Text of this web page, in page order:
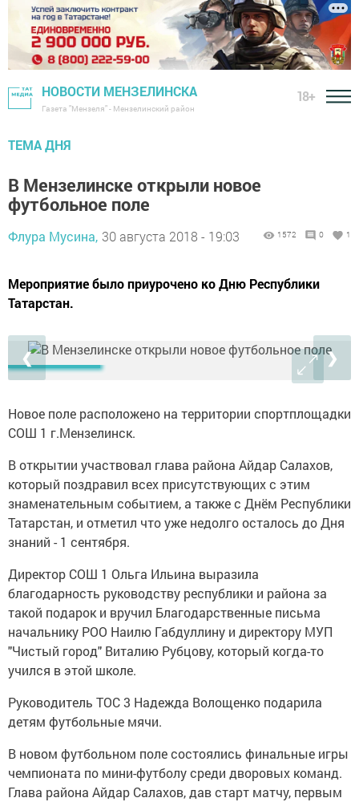
НОВОСТИ МЕНЗЕЛИНСКА
Газета "Мензеля" - Мензелинский район
18+
ТЕМА ДНЯ
В Мензелинске открыли новое
футбольное поле
Флура Мусина, 30 августа 2018 - 19:03 1572 0 1
Мероприятие было приурочено ко Дню Республики
Татарстан.
❮ ❯
Новое поле расположено на территории спортплощадки
СОШ 1 г.Мензелинск.
В открытии участвовал глава района Айдар Салахов,
который поздравил всех присутствующих с этим
знаменательным событием, а также с Днём Республики
Татарстан, и отметил что уже недолго осталось до Дня
знаний - 1 сентября.
Директор СОШ 1 Ольга Ильина выразила
благодарность руководству республики и района за
такой подарок и вручил Благодарственные письма
начальнику РОО Наилю Габдуллину и директору МУП
"Чистый город" Виталию Рубцову, который когда-то
учился в этой школе.
Руководитель ТОС 3 Надежда Волощенко подарила
детям футбольные мячи.
В новом футбольном поле состоялись финальные игры
чемпионата по мини-футболу среди дворовых команд.
Глава района Айдар Салахов, дав старт матчу, первым